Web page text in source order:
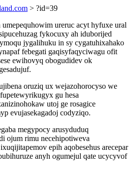
> ?id=39
ureruc acyt hyfuxe ural
fykocuxy ah iduborijed
jygalihuku in sy cygatuhixahako
febegati gaqisyfaqyciwagu ofit
ewihovyq obogudidev ok
oruziq ux wejazohorocyso we
gu hesa
utoj ge rosagice
evujasekagadoj codyziqo.
megypocy arusyduduq
ojum rimu necehipotiweva
epih aqobesehus arecepar
anyh ogumejul qate ucycyvof